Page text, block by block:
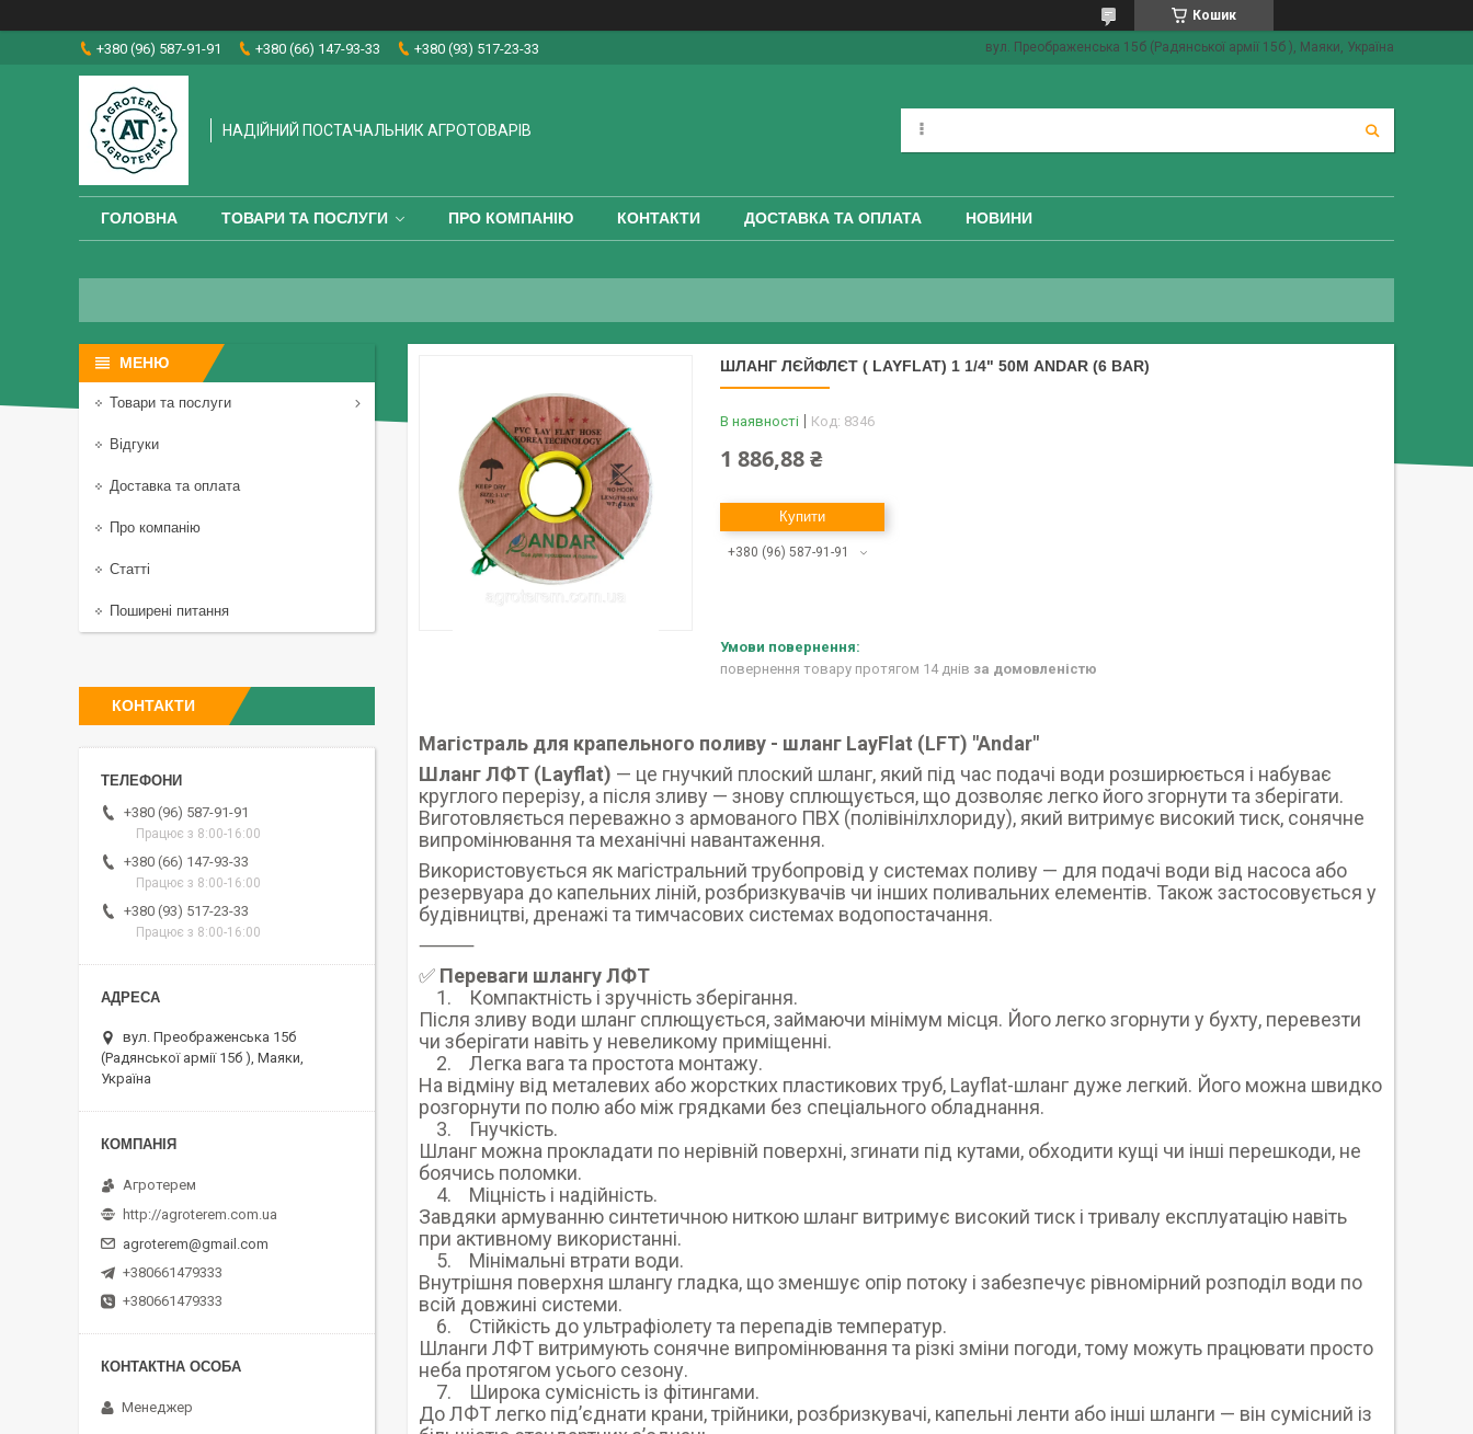
Кошик
+380 (96) 587-91-91 +380 (66) 147-93-33 +380 (93) 517-23-33 вул. Преображенська 15б (Радянської армії 15б ), Маяки, Україна
НАДІЙНИЙ ПОСТАЧАЛЬНИК АГРОТОВАРІВ
ГОЛОВНА ТОВАРИ ТА ПОСЛУГИ ПРО КОМПАНІЮ КОНТАКТИ ДОСТАВКА ТА ОПЛАТА НОВИНИ
ШЛАНГ ЛЄЙФЛЄТ ( LAYFLAT) 1 1/4" 50М ANDAR (6 BAR)
В наявності Код: 8346
1 886,88 ₴
Купити
+380 (96) 587-91-91
повернення товару протягом 14 днів за домовленістю
Магістраль для крапельного поливу - шланг LayFlat (LFT) "Andar"
Шланг ЛФТ (Layflat) — це гнучкий плоский шланг, який під час подачі води розширюється і набуває
круглого перерізу, а після зливу — знову сплющується, що дозволяє легко його згорнути та зберігати.
Виготовляється переважно з армованого ПВХ (полівінілхлориду), який витримує високий тиск, сонячне
випромінювання та механічні навантаження.
Використовується як магістральний трубопровід у системах поливу — для подачі води від насоса або
резервуара до капельних ліній, розбризкувачів чи інших поливальних елементів. Також застосовується у
будівництві, дренажі та тимчасових системах водопостачання.
⸻
✅ Переваги шлангу ЛФТ
1. Компактність і зручність зберігання.
Після зливу води шланг сплющується, займаючи мінімум місця. Його легко згорнути у бухту, перевезти
чи зберігати навіть у невеликому приміщенні.
2. Легка вага та простота монтажу.
На відміну від металевих або жорстких пластикових труб, Layflat-шланг дуже легкий. Його можна швидко
розгорнути по полю або між грядками без спеціального обладнання.
3. Гнучкість.
Шланг можна прокладати по нерівній поверхні, згинати під кутами, обходити кущі чи інші перешкоди, не
боячись поломки.
4. Міцність і надійність.
Завдяки армуванню синтетичною ниткою шланг витримує високий тиск і тривалу експлуатацію навіть
при активному використанні.
5. Мінімальні втрати води.
Внутрішня поверхня шлангу гладка, що зменшує опір потоку і забезпечує рівномірний розподіл води по
всій довжині системи.
6. Стійкість до ультрафіолету та перепадів температур.
Шланги ЛФТ витримують сонячне випромінювання та різкі зміни погоди, тому можуть працювати просто
неба протягом усього сезону.
7. Широка сумісність із фітингами.
До ЛФТ легко під’єднати крани, трійники, розбризкувачі, капельні ленти або інші шланги — він сумісний із
Товари та послуги
Відгуки
Доставка та оплата
Про компанію
Статті
Поширені питання
КОНТАКТИ
+380 (96) 587-91-91
Працює з 8:00-16:00
+380 (66) 147-93-33
Працює з 8:00-16:00
+380 (93) 517-23-33
Працює з 8:00-16:00
вул. Преображенська 15б
(Радянської армії 15б ), Маяки,
Україна
Агротерем
http://agroterem.com.ua
agroterem@gmail.com
+380661479333
+380661479333
Менеджер